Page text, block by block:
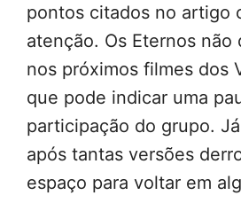
pontos citados no artigo
atenção. Os Eternos não
nos próximos filmes dos
que pode indicar uma
participação do grupo. Já
após tantas versões
espaço para voltar em